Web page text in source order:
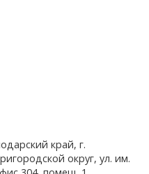
край, г.
округ, ул. им.